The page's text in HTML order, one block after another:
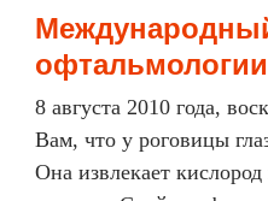
офтальмологии
8 августа 2010 года,
Вам, что у роговицы
Она извлекает